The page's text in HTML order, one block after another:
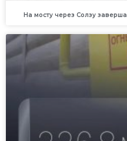
На мосту через Солзу